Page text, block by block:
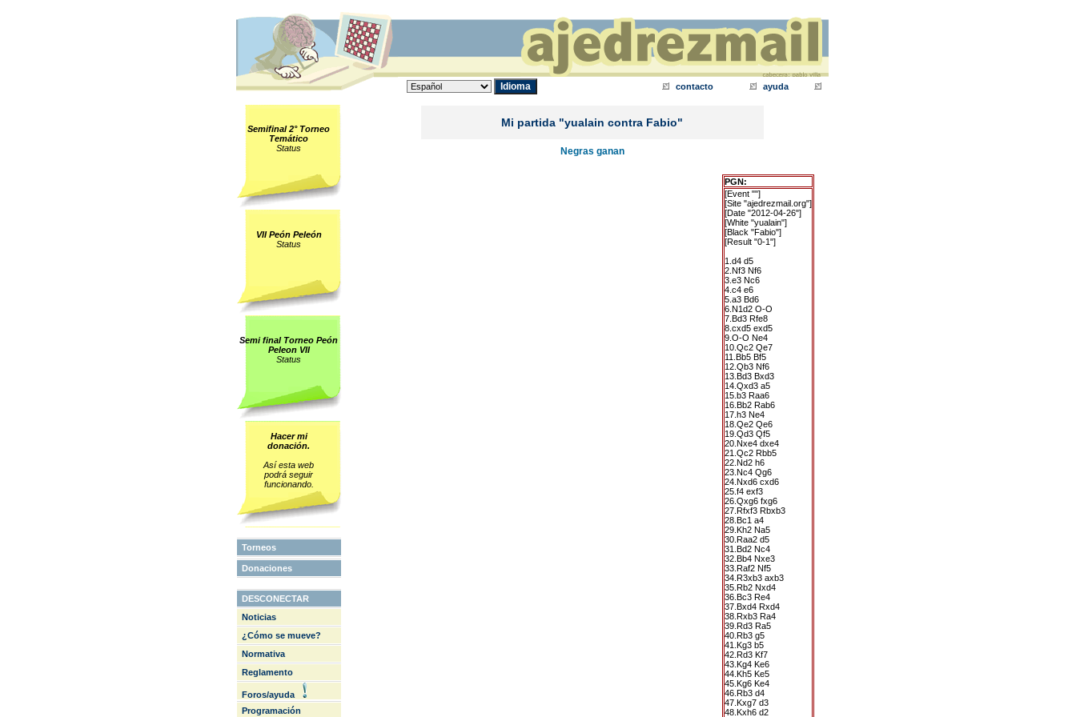
contacto ayuda
Semifinal 2° Torneo
Temático
Status
VII Peón Peleón
Status
Semi final Torneo Peón
Peleon VII
Status
Hacer mi
donación.
Así esta web
podrá seguir
funcionando.
Torneos
Donaciones
DESCONECTAR
Noticias
¿Cómo se mueve?
Normativa
Reglamento
Foros/ayuda
Programación
Mi partida "yualain contra Fabio"
Negras ganan
PGN:
[Event ""]
[Site "ajedrezmail.org"]
[Date "2012-04-26"]
[White "yualain"]
[Black "Fabio"]
[Result "0-1"]
1.d4 d5
2.Nf3 Nf6
3.e3 Nc6
4.c4 e6
5.a3 Bd6
6.N1d2 O-O
7.Bd3 Rfe8
8.cxd5 exd5
9.O-O Ne4
10.Qc2 Qe7
11.Bb5 Bf5
12.Qb3 Nf6
13.Bd3 Bxd3
14.Qxd3 a5
15.b3 Raa6
16.Bb2 Rab6
17.h3 Ne4
18.Qe2 Qe6
19.Qd3 Qf5
20.Nxe4 dxe4
21.Qc2 Rbb5
22.Nd2 h6
23.Nc4 Qg6
24.Nxd6 cxd6
25.f4 exf3
26.Qxg6 fxg6
27.Rfxf3 Rbxb3
28.Bc1 a4
29.Kh2 Na5
30.Raa2 d5
31.Bd2 Nc4
32.Bb4 Nxe3
33.Raf2 Nf5
34.R3xb3 axb3
35.Rb2 Nxd4
36.Bc3 Re4
37.Bxd4 Rxd4
38.Rxb3 Ra4
39.Rd3 Ra5
40.Rb3 g5
41.Kg3 b5
42.Rd3 Kf7
43.Kg4 Ke6
44.Kh5 Ke5
45.Kg6 Ke4
46.Rb3 d4
47.Kxg7 d3
48.Kxh6 d2